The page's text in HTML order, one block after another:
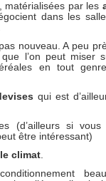
matérialisées par les
dans les
nouveau. A peu
que l’on peut miser
en tout
qui est
(d’ailleurs si
être intéressant)
le climat.